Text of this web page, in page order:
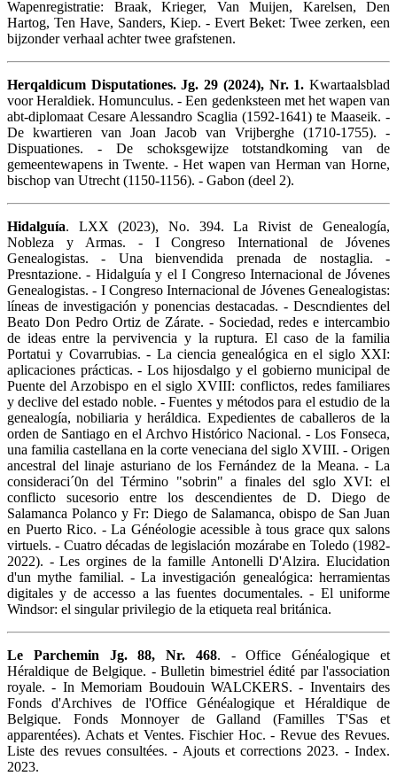
Wapenregistratie: Braak, Krieger, Van Muijen, Karelsen, Den
Hartog, Ten Have, Sanders, Kiep. - Evert Beket: Twee zerken, een
bijzonder verhaal achter twee grafstenen.
Herqaldicum Disputationes. Jg. 29 (2024), Nr. 1. Kwartaalsblad
voor Heraldiek. Homunculus. - Een gedenksteen met het wapen van
abt-diplomaat Cesare Alessandro Scaglia (1592-1641) te Maaseik. -
De kwartieren van Joan Jacob van Vrijberghe (1710-1755). -
Dispuationes. - De schoksgewijze totstandkoming van de
gemeentewapens in Twente. - Het wapen van Herman van Horne,
bischop van Utrecht (1150-1156). - Gabon (deel 2).
Hidalguía. LXX (2023), No. 394. La Rivist de Genealogía,
Nobleza y Armas. - I Congreso International de Jóvenes
Genealogistas. - Una bienvendida prenada de nostaglia. -
Presntazione. - Hidalguía y el I Congreso Internacional de Jóvenes
Genealogistas. - I Congreso Internacional de Jóvenes Genealogistas:
líneas de investigación y ponencias destacadas. - Descndientes del
Beato Don Pedro Ortiz de Zárate. - Sociedad, redes e intercambio
de ideas entre la pervivencia y la ruptura. El caso de la familia
Portatui y Covarrubias. - La ciencia genealógica en el siglo XXI:
aplicaciones prácticas. - Los hijosdalgo y el gobierno municipal de
Puente del Arzobispo en el siglo XVIII: conflictos, redes familiares
y declive del estado noble. - Fuentes y métodos para el estudio de la
genealogía, nobiliaria y heráldica. Expedientes de caballeros de la
orden de Santiago en el Archvo Histórico Nacional. - Los Fonseca,
una familia castellana en la corte veneciana del siglo XVIII. - Origen
ancestral del linaje asturiano de los Fernández de la Meana. - La
consideraci´0n del Término "sobrin" a finales del sglo XVI: el
conflicto sucesorio entre los descendientes de D. Diego de
Salamanca Polanco y Fr: Diego de Salamanca, obispo de San Juan
en Puerto Rico. - La Généologie acessible à tous grace qux salons
virtuels. - Cuatro décadas de legislación mozárabe en Toledo (1982-
2022). - Les orgines de la famille Antonelli D'Alzira. Elucidation
d'un mythe familial. - La investigación genealógica: herramientas
digitales y de accesso a las fuentes documentales. - El uniforme
Windsor: el singular privilegio de la etiqueta real británica.
Le Parchemin Jg. 88, Nr. 468. - Office Généalogique et
Héraldique de Belgique. - Bulletin bimestriel édité par l'association
royale. - In Memoriam Boudouin WALCKERS. - Inventairs des
Fonds d'Archives de l'Office Généalogique et Héraldique de
Belgique. Fonds Monnoyer de Galland (Familles T'Sas et
apparentées). Achats et Ventes. Fischier Hoc. - Revue des Revues.
Liste des revues consultées. - Ajouts et corrections 2023. - Index.
2023.